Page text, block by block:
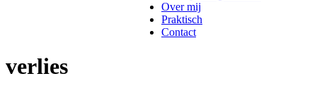
Over mij
Praktisch
Contact
verlies